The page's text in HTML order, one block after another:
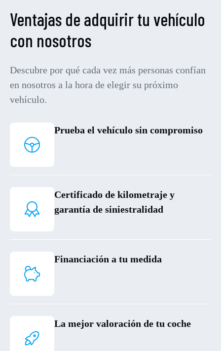
Ventajas de adquirir tu vehículo
con nosotros
Descubre por qué cada vez más personas confían
en nosotros a la hora de elegir su próximo
vehículo.
Prueba el vehículo sin compromiso
Certificado de kilometraje y
garantía de siniestralidad
Financiación a tu medida
La mejor valoración de tu coche